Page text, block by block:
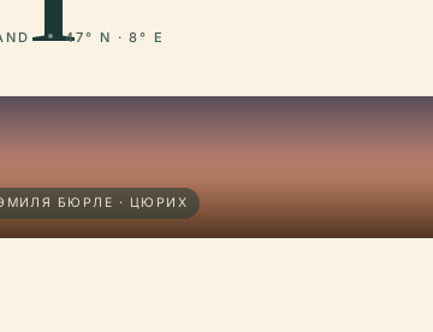
47° N · 8° E
БЮРЛЕ · ЦЮРИХ